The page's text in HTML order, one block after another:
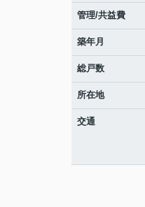
管理/共益費
築年月
総戸数
所在地
交通